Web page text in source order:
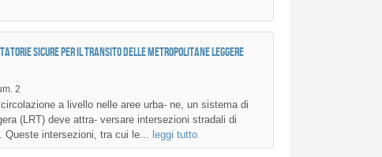
sicure per il Transito delle Metropolitane Leggere
2
a livello nelle aree urba- ne, un sistema di
(LRT) deve attra- versare intersezioni stradali di
Queste intersezioni, tra cui le...
leggi tutto